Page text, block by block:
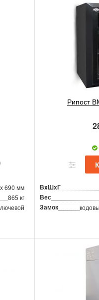
690 мм
865 кг
Рипост
ВxШxГ
Вес
Замок